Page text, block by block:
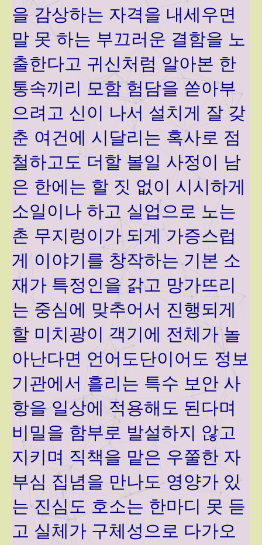
을 감상하는 자격을 내세우면
말 못 하는 부끄러운 결함을 노
출한다고 귀신처럼 알아본 한
통속끼리 모함 험담을 쏟아부
으려고 신이 나서 설치게 잘 갖
춘 여건에 시달리는 혹사로 점
철하고도 더할 볼일 사정이 남
은 한에는 할 짓 없이 시시하게
소일이나 하고 실업으로 노는
촌 무지렁이가 되게 가증스럽
게 이야기를 창작하는 기본 소
재가 특정인을 갉고 망가뜨리
는 중심에 맞추어서 진행되게
할 미치광이 객기에 전체가 놀
아난다면 언어도단이어도 정보
기관에서 흘리는 특수 보안 사
항을 일상에 적용해도 된다며
비밀을 함부로 발설하지 않고
지키며 직책을 맡은 우쭐한 자
부심 집념을 만나도 영양가 있
는 진심도 호소는 한마디 못 듣
고 실체가 구체성으로 다가오